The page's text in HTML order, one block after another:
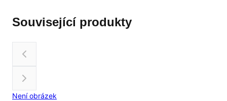
Související produkty
Není obrázek